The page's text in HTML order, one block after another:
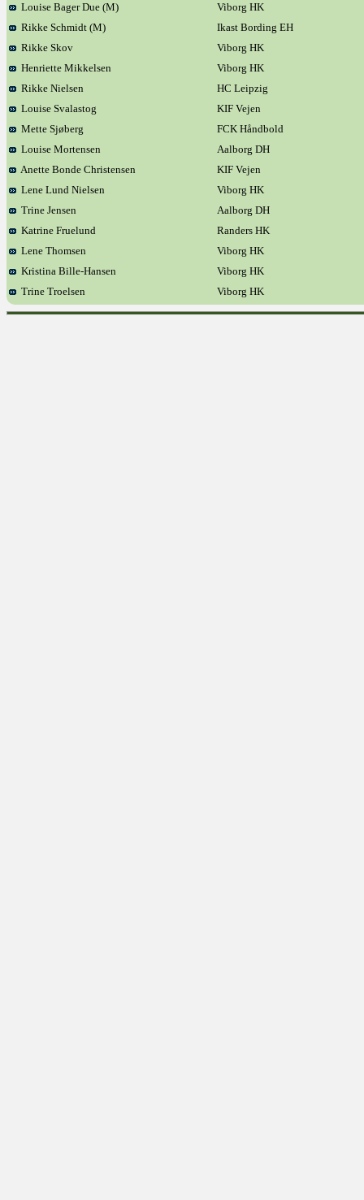
Louise Bager Due (M)
Viborg HK
Rikke Schmidt (M)
Ikast Bording EH
Rikke Skov
Viborg HK
Henriette Mikkelsen
Viborg HK
Rikke Nielsen
HC Leipzig
Louise Svalastog
KIF Vejen
Mette Sjøberg
FCK Håndbold
Louise Mortensen
Aalborg DH
Anette Bonde Christensen
KIF Vejen
Lene Lund Nielsen
Viborg HK
Trine Jensen
Aalborg DH
Katrine Fruelund
Randers HK
Lene Thomsen
Viborg HK
Kristina Bille-Hansen
Viborg HK
Trine Troelsen
Viborg HK